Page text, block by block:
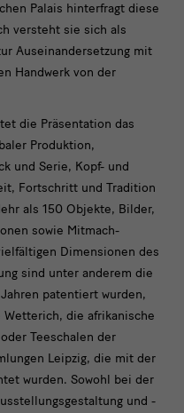
Palais hinterfragt diese
versteht sie sich als
Auseinandersetzung mit
Handwerk von der
die Präsentation das
Produktion,
und Serie, Kopf- und
Fortschritt und Tradition
als 150 Objekte, Bilder,
sowie Mitmach-
Dimensionen des
sind unter anderem die
patentiert wurden,
die afrikanische
Teeschalen der
Leipzig, die mit der
wurden. Sowohl bei der
und -